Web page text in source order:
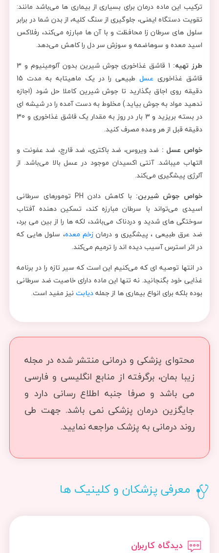
ترکیب این ماده درمان برای بسیاری از بیماری ها می‌باشد مانند:
تقویت دستگاه ایمنی، جلوگیری از سنگ کلیه، از بدن شما در برابر
سلول های سرطان زا محافظت و با آن ها مبارزه می‌کند، رفلاکس
اسید معده و سوهاضمه و سوزش سر دل را کاهش می‌دهد.
طرز تهیه:
1 قاشق غذاخوری جوش شیرین بدون آلومینیوم و 3
قاشق غذاخوری عسل
طبیعی را در یک ماهیتابه به مدت 15
دقیقه روی اجاق بگذارید تا جوش شیرین کاملا حل شود (اجازه
ندهید مواد به جوش بیاید.) مخلوط به دست آمده را در شیشه ای
در بسته بریزید و 3 بار در روز به مقدار یک قاشق غذاخوری و 30
دقیقه قبل از هر وعده مصرف کنید.
خواص عسل : ضد ویروس، ضد باکتری، ضد قارچ، ضد عفونت و
التهاب میباشد. آنتی اکسیدان موجود در عسل بالا می‌باشد. از
آلرژی پیشگیری می‌کند.
خواص جوش شیرین:
با کاهش دادن PH تومورهای سرطانی
اسیدی می‌تواند با سرطان مبارزه کند، تسکین دهنده آفتاب
سوختگی های شدید و دردناک می‌باشد، لکه ها را از بین می برد،
ضد عرق طبیعی ، پیشگیری و درمانزخم معده، سلول هایی که
در اثر استرس آسیب دیده اند را ترمیم می‌کند.
در انتها توصیه ای که می‌کنیم این است که سیر تازه را در برنامه
غذایی خود بگنجانید. نه تنها این ماده دارای خاصیت ضد سرطانی
بوده بلکه برای انواع بیماری ها از جملهدیابت نیز مفید است.
محتوای پزشکی و درمانی منتشر شده در مجله
زیبا بمان، برگرفته از منابع انگلیسی و فارسی
می باشد و صرفا جنبه اطلاع رسانی دارد و
جایگزین درمان پزشکی نمی باشد. جهت طی
روند درمانی به پزشک مراجعه نمایید.
معرفی پزشکان و کلینیک ها
دیدگاه کاربران